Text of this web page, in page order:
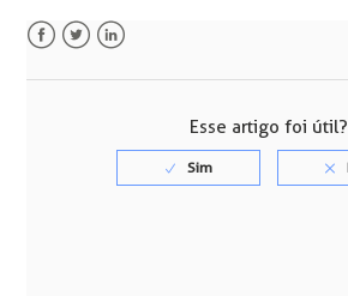
Esse artigo foi útil?